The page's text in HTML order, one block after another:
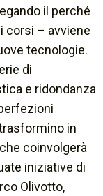
il perché
corsi – avviene
tecnologie.
di
e ridondanza
in
coinvolgerà
iniziative di
Olivotto,